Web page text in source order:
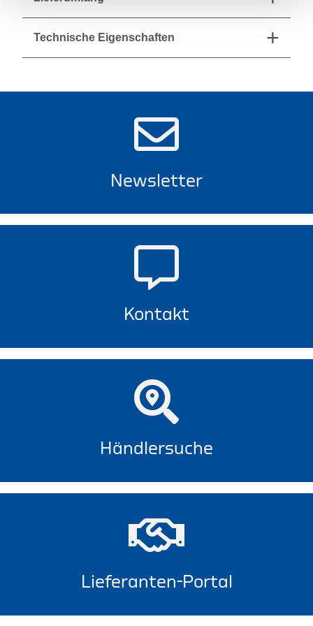
Technische Eigenschaften
Newsletter
Kontakt
Händlersuche
Lieferanten-Portal